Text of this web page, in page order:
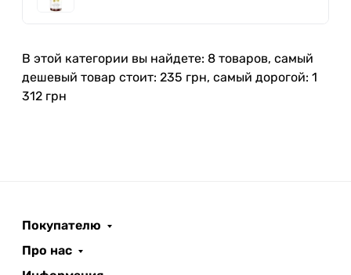
В этой категории вы найдете: 8 товаров, самый
дешевый товар стоит: 235 грн, самый дорогой: 1
312 грн
Покупателю
Про нас